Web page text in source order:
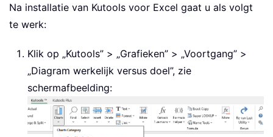
Na installatie van Kutools voor Excel gaat u als volgt
te werk:
Klik op „Kutools” > „Grafieken” > „Voortgang” >
„Diagram werkelijk versus doel”, zie
schermafbeelding: